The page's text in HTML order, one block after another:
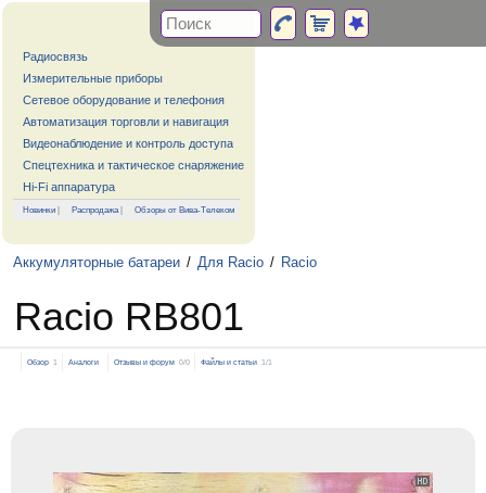
Радиосвязь
Измерительные приборы
Сетевое оборудование и телефония
Автоматизация торговли и навигация
Видеонаблюдение и контроль доступа
Спецтехника и тактическое снаряжение
Hi-Fi аппаратура
Новинки | Распродажа| Обзоры от Вива-Телеком
Аккумуляторные батареи / Для Racio / Racio
Racio RB801
Обзор 1 Аналоги Отзывы и форум 0/0 Файлы и статьи 1/1